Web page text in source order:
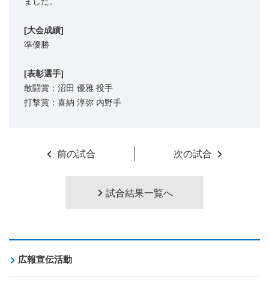
[大会成績]
準優勝
[表彰選手]
敢闘賞：沼田 優雅 投手
打撃賞：喜納 淳弥 内野手
前の試合 次の試合
試合結果一覧へ
広報宣伝活動